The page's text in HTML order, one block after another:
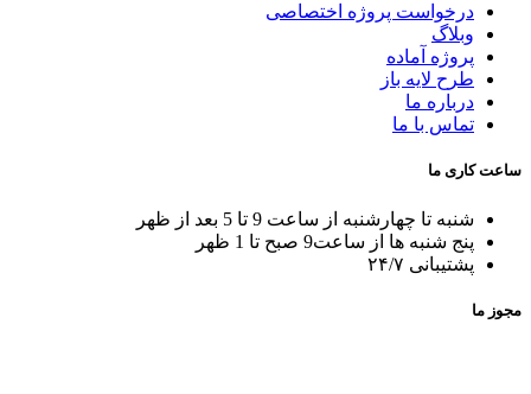
درخواست پروژه اختصاصی
وبلاگ
پروژه آماده
طرح لایه باز
درباره ما
تماس با ما
ساعت کاری ما
شنبه تا چهارشنبه از ساعت 9 تا 5 بعد از ظهر
پنج شنبه ها از ساعت9 صبح تا 1 ظهر
پشتیبانی ۲۴/۷
مجوز ما